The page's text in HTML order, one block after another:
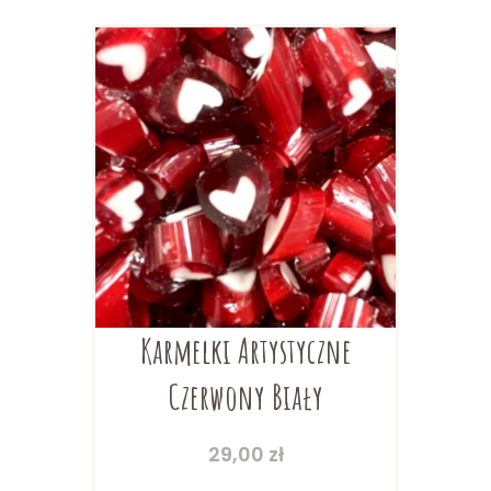
Karmelki Artystyczne
Czerwony Biały
29,00 zł